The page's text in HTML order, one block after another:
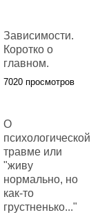
Зависимости.
Коротко о
главном.
7020 просмотров
О
психологической
травме или
"живу
нормально, но
как-то
грустненько..."